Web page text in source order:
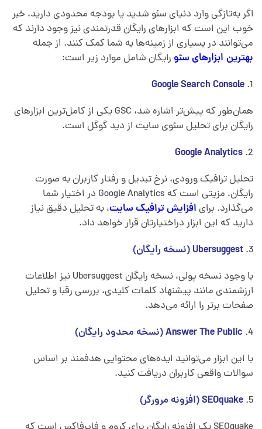
اگر به‌تازگی وارد دنیای سئو شدید یا بودجه محدودی دارید، خبر
خوب این است که ابزارهای رایگان قدرتمندی نیز وجود دارند که
می‌توانند در بسیاری از زمینه‌ها به شما کمک کنند. از جمله
بهترین ابزارهای سئو رایگان شامل موارد زیر است:
Google Search Console
همان‌طور که پیش‌تر اشاره شد، GSC یکی از کامل‌ترین ابزارهای
رایگان برای تحلیل سئوی سایت از دید گوگل است.
Google Analytics
تحلیل ترافیک ورودی، نرخ تبدیل و رفتار کاربران به صورت
رایگان، مزیتی است که Google Analytics در اختیار شما
می‌گذارد. برایافزایش ترافیک سایت، به تحلیل دقیق نیاز
دارید که این ابزار دراختیارتان قرار خواهد داد.
Ubersuggest (نسخه رایگان)
با وجود نسخه پولی، نسخه رایگان Ubersuggest نیز اطلاعات
ارزشمندی مانند پیشنهاد کلمات کلیدی، بررسی رقبا و تحلیل
صفحات برتر را ارائه می‌دهد.
Answer The Public (نسخه محدود رایگان)
با این ابزار می‌توانید ایده‌های محتوایی هدفمند بر اساس
سوالات واقعی کاربران دریافت کنید.
SEOquake (افزونه مرورگر)